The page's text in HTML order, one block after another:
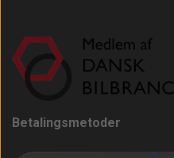
Betalingsmetoder